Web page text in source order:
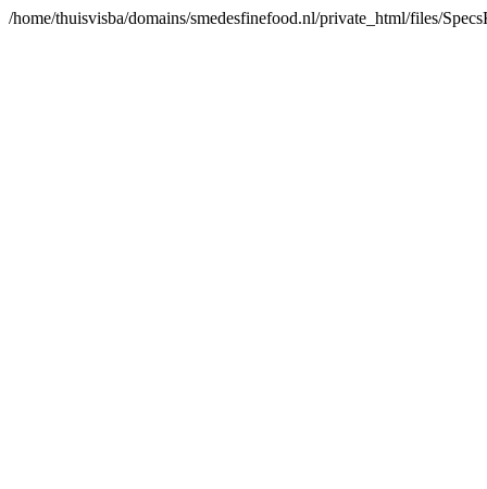
/home/thuisvisba/domains/smedesfinefood.nl/private_html/files/